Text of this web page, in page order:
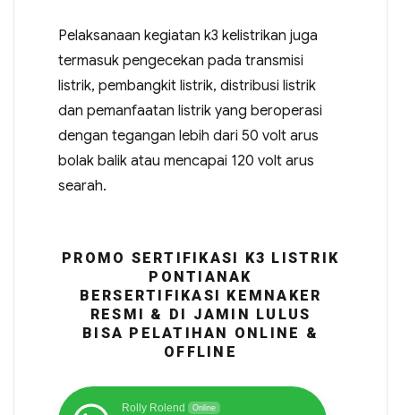
Pelaksanaan kegiatan k3 kelistrikan juga
termasuk pengecekan pada transmisi
listrik, pembangkit listrik, distribusi listrik
dan pemanfaatan listrik yang beroperasi
dengan tegangan lebih dari 50 volt arus
bolak balik atau mencapai 120 volt arus
searah.
PROMO SERTIFIKASI K3 LISTRIK
PONTIANAK
BERSERTIFIKASI KEMNAKER
RESMI & DI JAMIN LULUS
BISA PELATIHAN ONLINE &
OFFLINE
Rolly Rolend Online